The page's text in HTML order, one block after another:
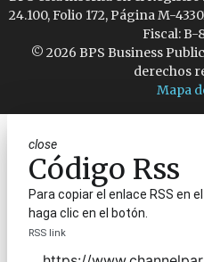
24.100, Folio 172, Página M-
Fiscal: B-
© 2026 BPS Business
derechos
Mapa
close
Código Rss
Para copiar el enlace RSS en
haga clic en el botón.
RSS link